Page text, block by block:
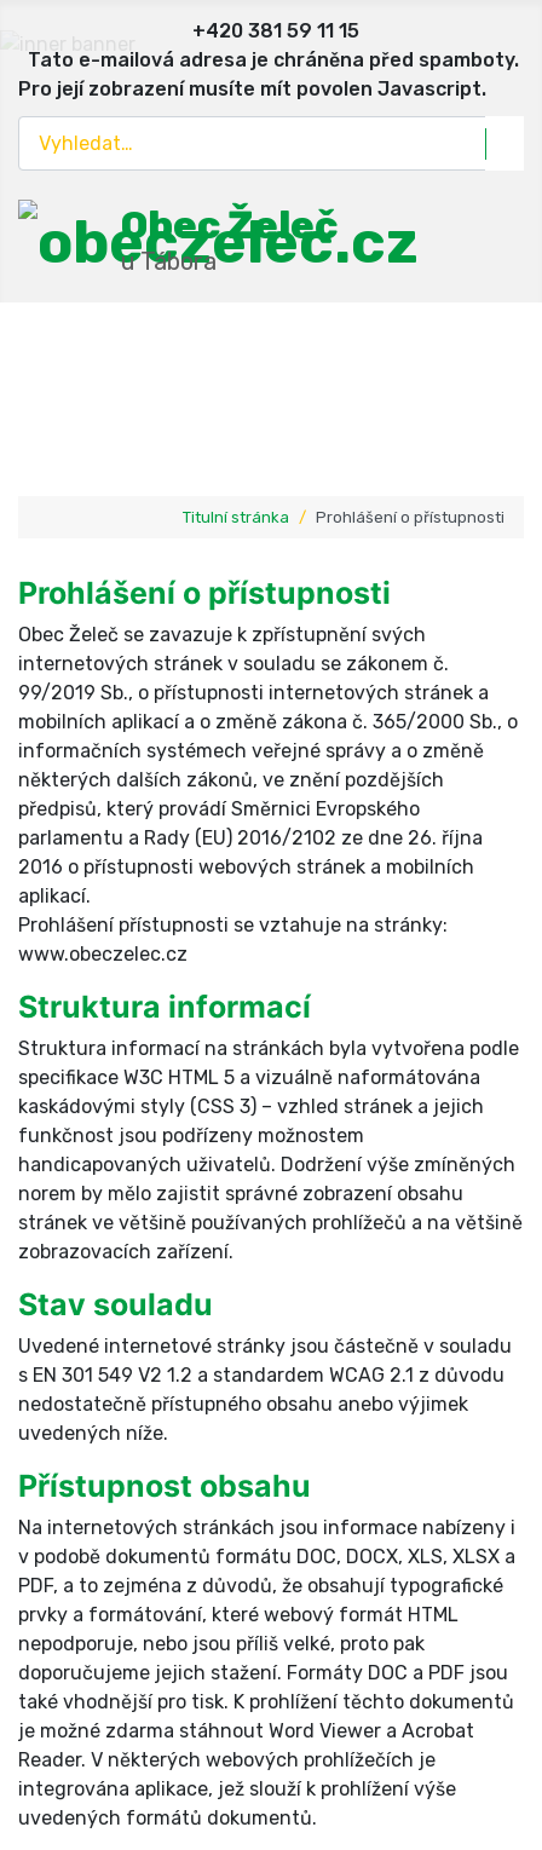
Obec Želeč
u Tábora
+420 381 59 11 15
Tato e-mailová adresa je chráněna před spamboty.
Pro její zobrazení musíte mít povolen Javascript.
Titulní stránka Prohlášení o přístupnosti
Prohlášení o přístupnosti
Obec Želeč se zavazuje k zpřístupnění svých
internetových stránek v souladu se zákonem č.
99/2019 Sb., o přístupnosti internetových stránek a
mobilních aplikací a o změně zákona č. 365/2000 Sb., o
informačních systémech veřejné správy a o změně
některých dalších zákonů, ve znění pozdějších
předpisů, který provádí Směrnici Evropského
parlamentu a Rady (EU) 2016/2102 ze dne 26. října
2016 o přístupnosti webových stránek a mobilních
aplikací.
Prohlášení přístupnosti se vztahuje na stránky:
www.obeczelec.cz
Struktura informací
Struktura informací na stránkách byla vytvořena podle
specifikace W3C HTML 5 a vizuálně naformátována
kaskádovými styly (CSS 3) – vzhled stránek a jejich
funkčnost jsou podřízeny možnostem
handicapovaných uživatelů. Dodržení výše zmíněných
norem by mělo zajistit správné zobrazení obsahu
stránek ve většině používaných prohlížečů a na většině
zobrazovacích zařízení.
Stav souladu
Uvedené internetové stránky jsou částečně v souladu
s EN 301 549 V2 1.2 a standardem WCAG 2.1 z důvodu
nedostatečně přístupného obsahu anebo výjimek
uvedených níže.
Přístupnost obsahu
Na internetových stránkách jsou informace nabízeny i
v podobě dokumentů formátu DOC, DOCX, XLS, XLSX a
PDF, a to zejména z důvodů, že obsahují typografické
prvky a formátování, které webový formát HTML
nepodporuje, nebo jsou příliš velké, proto pak
doporučujeme jejich stažení. Formáty DOC a PDF jsou
také vhodnější pro tisk. K prohlížení těchto dokumentů
je možné zdarma stáhnout Word Viewer a Acrobat
Reader. V některých webových prohlížečích je
integrována aplikace, jež slouží k prohlížení výše
uvedených formátů dokumentů.